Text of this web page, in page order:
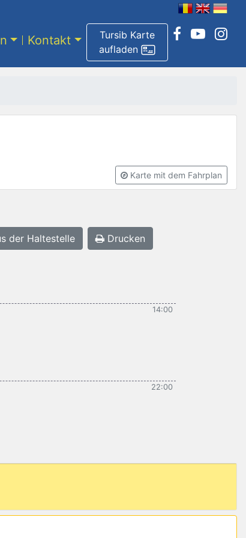
Tursib Karte
aufladen
Kontakt
Karte mit dem Fahrplan
der Haltestelle Drucken
14:00
22:00